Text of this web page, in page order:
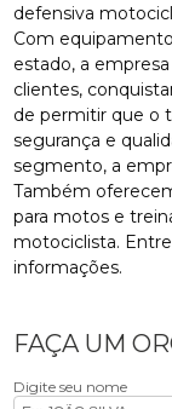
defensiva
Com
estado, a
clientes,
de permitir que o
segurança e
segmento, a
Também
para motos e
motociclista.
informações.
FAÇA UM
Digite seu nome